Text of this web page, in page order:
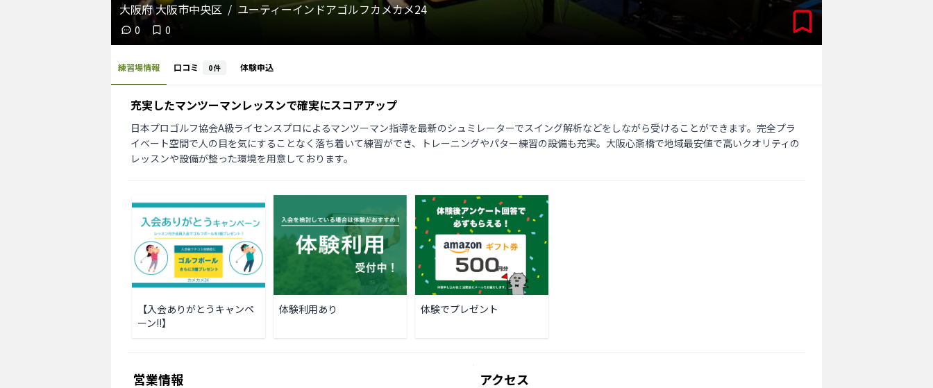
大阪府 大阪市中央区 / ユーティーインドアゴルフカメカメ24
0 0
練習場情報 口コミ 0件 体験申込
充実したマンツーマンレッスンで確実にスコアアップ
日本プロゴルフ協会A級ライセンスプロによるマンツーマン指導を最新のシュミレーターでスイング解析などをしながら受けることができます。完全プラ
イベート空間で人の目を気にすることなく落ち着いて練習ができ、トレーニングやパター練習の設備も充実。大阪心斎橋で地域最安値で高いクオリティの
レッスンや設備が整った環境を用意しております。
【入会ありがとうキャンペ
ーン!!】
体験利用あり 体験でプレゼント
営業情報 アクセス